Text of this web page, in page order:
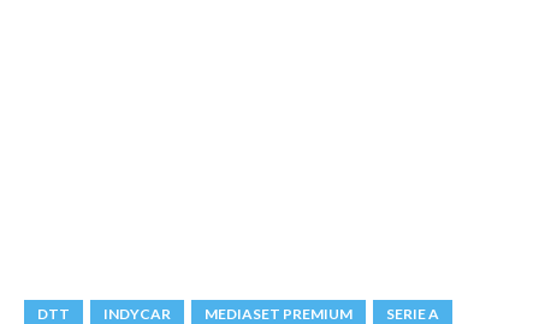
DTT INDYCAR MEDIASET PREMIUM
SERIE A